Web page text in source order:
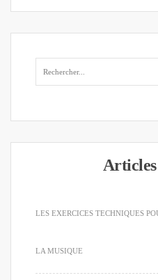
LES EXERCICES TECHNIQUES
LA MUSIQUE